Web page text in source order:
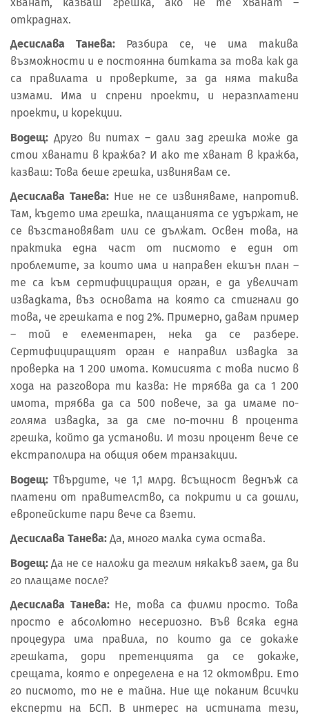
откраднах.
Десислава Танева:Разбира се, че има такива
възможности и е постоянна битката за това как да
са правилата и проверките, за да няма такива
измами. Има и спрени проекти, и неразплатени
проекти, и корекции.
Водещ: Друго ви питах – дали зад грешка може да
стои хванати в кражба? И ако те хванат в кражба,
казваш: Това беше грешка, извинявам се.
Десислава Танева: Ние не се извиняваме, напротив.
Там, където има грешка, плащанията се удържат, не
се възстановяват или се дължат. Освен това, на
практика една част от писмото е един от
проблемите, за които има и направен екшън план –
те са към сертифициращия орган, е да увеличат
извадката, въз основата на която са стигнали до
това, че грешката е под 2%. Примерно, давам пример
– той е елементарен, нека да се разбере.
Сертифициращият орган е направил извадка за
проверка на 1 200 имота. Комисията с това писмо в
хода на разговора ти казва: Не трябва да са 1 200
имота, трябва да са 500 повече, за да имаме по-
голяма извадка, за да сме по-точни в процента
грешка, който да установи. И този процент вече се
екстраполира на общия обем транзакции.
Водещ: Твърдите, че 1,1 млрд. всъщност веднъж са
платени от правителство, са покрити и са дошли,
европейските пари вече са взети.
Десислава Танева: Да, много малка сума остава.
Водещ: Да не се наложи да теглим някакъв заем, да ви
го плащаме после?
Десислава Танева:Не, това са филми просто. Това
просто е абсолютно несериозно. Във всяка една
процедура има правила, по които да се докаже
грешката, дори претенцията да се докаже,
срещата, която е определена е на 12 октомври. Ето
го писмото, то не е тайна. Ние ще поканим всички
експерти на БСП. В интерес на истината тези,